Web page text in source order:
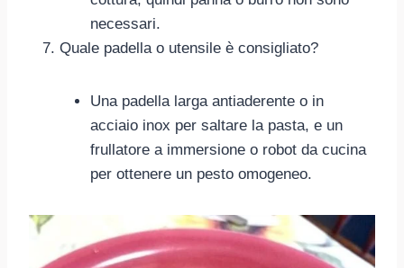
necessari.
Quale padella o utensile è consigliato?
Una padella larga antiaderente o in
acciaio inox per saltare la pasta, e un
frullatore a immersione o robot da cucina
per ottenere un pesto omogeneo.